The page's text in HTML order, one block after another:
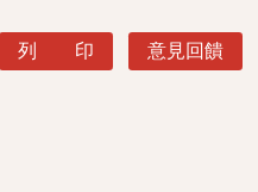
列 印 意見回饋